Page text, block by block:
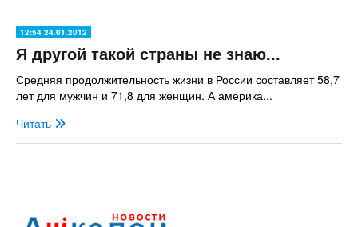
12:54 24.01.2012
Я другой такой страны не знаю...
Средняя продолжительность жизни в России составляет 58,7
лет для мужчин и 71,8 для женщин. А америка...
Читать